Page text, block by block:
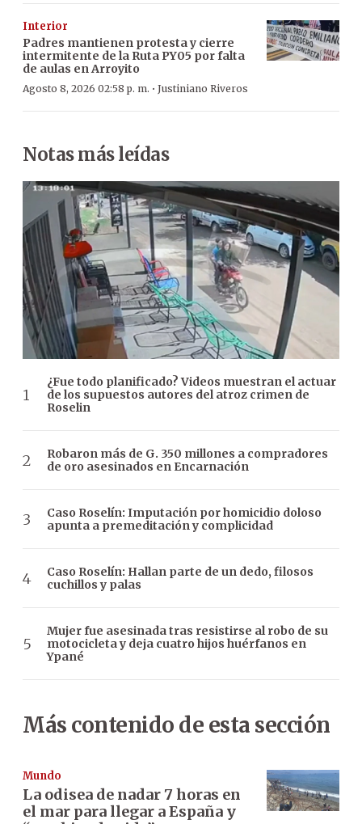
Interior
Padres mantienen protesta y cierre
intermitente de la Ruta PY05 por falta
de aulas en Arroyito
Agosto 8, 2026 02:58 p. m. · Justiniano Riveros
Notas más leídas
¿Fue todo planificado? Videos muestran el actuar
de los supuestos autores del atroz crimen de
Roselin
Robaron más de G. 350 millones a compradores
de oro asesinados en Encarnación
Caso Roselín: Imputación por homicidio doloso
apunta a premeditación y complicidad
Caso Roselín: Hallan parte de un dedo, filosos
cuchillos y palas
Mujer fue asesinada tras resistirse al robo de su
motocicleta y deja cuatro hijos huérfanos en
Ypané
Más contenido de esta sección
Mundo
La odisea de nadar 7 horas en
el mar para llegar a España y